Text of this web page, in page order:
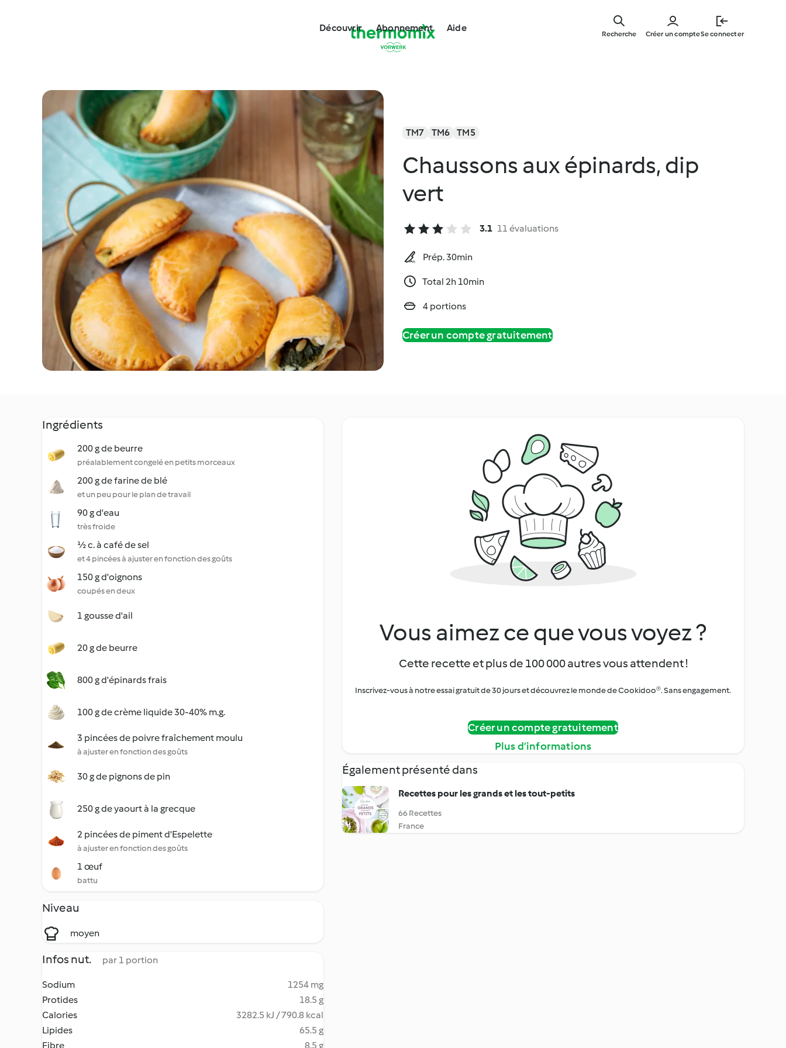
main
Découvrir Abonnement Aide
Créer un compteSe connecter
Recherche
TM7 TM6 TM5
Chaussons aux épinards, dip
vert
3.1 11 évaluations
Prép. 30min
Total 2h 10min
4 portions
Créer un compte gratuitement
Ingrédients
200 g de beurre
préalablement congelé en petits morceaux
200 g de farine de blé
et un peu pour le plan de travail
90 g d'eau
très froide
½ c. à café de sel
et 4 pincées à ajuster en fonction des goûts
150 g d'oignons
coupés en deux
1 gousse d'ail
20 g de beurre
800 g d'épinards frais
100 g de crème liquide 30-40% m.g.
3 pincées de poivre fraîchement moulu
à ajuster en fonction des goûts
30 g de pignons de pin
250 g de yaourt à la grecque
2 pincées de piment d'Espelette
à ajuster en fonction des goûts
1 œuf
battu
Niveau
moyen
Infos nut. par 1 portion
Sodium
1254 mg
Protides
18.5 g
Calories
3282.5 kJ / 790.8 kcal
Lipides
65.5 g
Fibre
8.5 g
Vous aimez ce que vous voyez ?
Cette recette et plus de 100 000 autres vous attendent !
Inscrivez-vous à notre essai gratuit de 30 jours et découvrez le monde de Cookidoo®. Sans engagement.
Créer un compte gratuitement
Plus d’informations
Également présenté dans
Recettes pour les grands et les tout-petits
66 Recettes
France